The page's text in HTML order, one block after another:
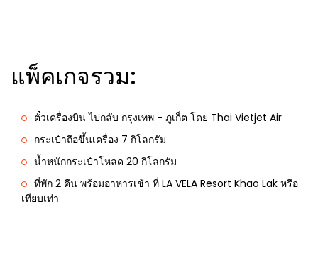
แพ็คเกจรวม:
ตั๋วเครื่องบิน ไปกลับ กรุงเทพ - ภูเก็ต โดย Thai Vietjet Air
กระเป๋าถือขึ้นเครื่อง 7 กิโลกรัม
น้ำหนักกระเป๋าโหลด 20 กิโลกรัม
ที่พัก 2 คืน พร้อมอาหารเช้า ที่ LA VELA Resort Khao Lak หรือ
เทียบเท่า